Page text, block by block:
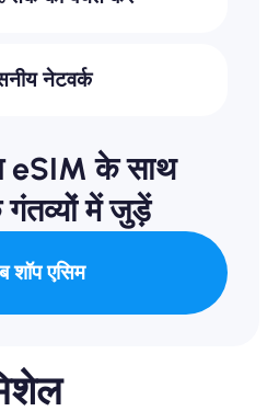
नेटवर्क
eSIM के साथ
में जुड़ें
शॉप एसिम